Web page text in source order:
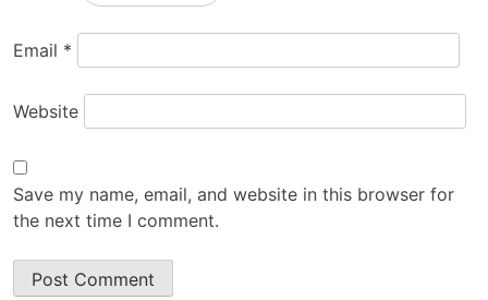
Email *
Website
Save my name, email, and website in this browser for
the next time I comment.